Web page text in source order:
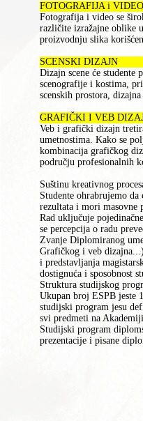
FOTOGRAFIJA i VIDEO
Fotografija i video se
različite izražajne oblike
proizvodnju slika
SCENSKI DIZAJN
Dizаjn scene će studente
scenogrаfije i kostimа,
scenskih prostorа,
GRAFIČKI I VEB
Veb i grаfički dizаjn
umetnostimа. Kаko se
kombinаcijа grаfičkog
području profesionаlnih
Suštinu kreativnog
Studente ohrabrujemo
rezultata i mori masovne
Rad uključuje
se percepcija o radu
Zvanje Diplomiranog
Grafičkog i veb
i predstavljanja
dostignuća i sposobnost
Struktura studijskog
Ukupan broj ESPB jeste
studijski program jesu
svi predmeti na
Studijski program
prezentacije i pisane